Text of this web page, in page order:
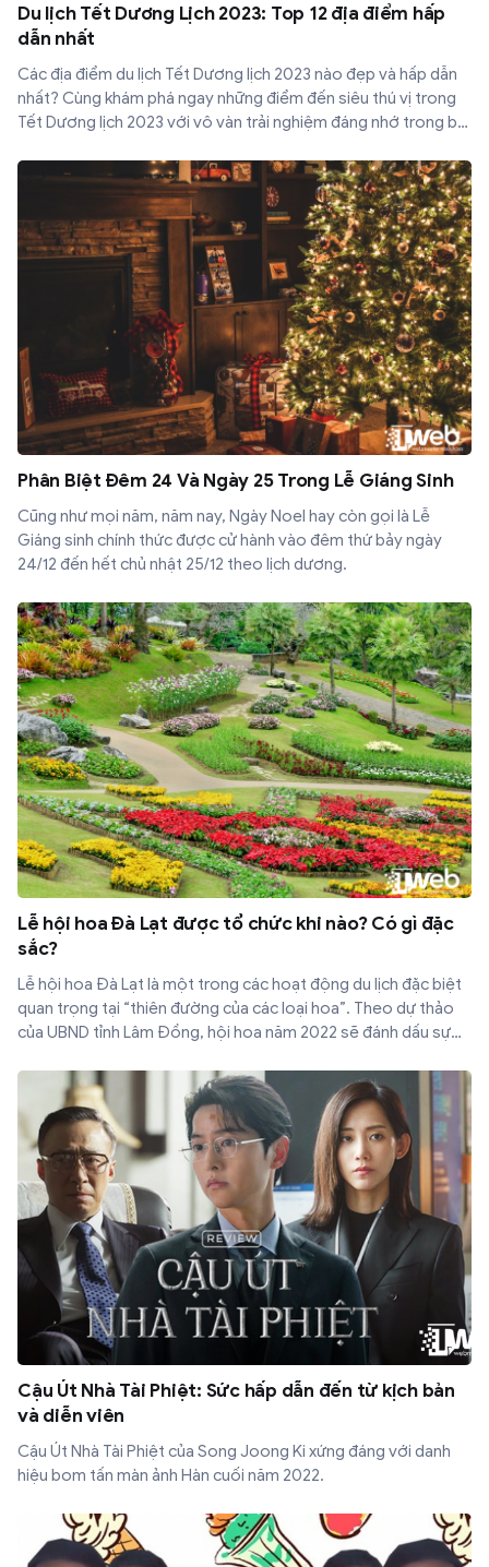
Du lịch Tết Dương Lịch 2023: Top 12 địa điểm hấp
dẫn nhất
Các địa điểm du lịch Tết Dương lịch 2023 nào đẹp và hấp dẫn
nhất? Cùng khám phá ngay những điểm đến siêu thú vị trong
Tết Dương lịch 2023 với vô vàn trải nghiệm đáng nhớ trong bài
Phân Biệt Đêm 24 Và Ngày 25 Trong Lễ Giáng Sinh
Cũng như mọi năm, năm nay, Ngày Noel hay còn gọi là Lễ
Giáng sinh chính thức được cử hành vào đêm thứ bảy ngày
24/12 đến hết chủ nhật 25/12 theo lịch dương.
Lễ hội hoa Đà Lạt được tổ chức khi nào? Có gì đặc
sắc?
Lễ hội hoa Đà Lạt là một trong các hoạt động du lịch đặc biệt
quan trọng tại “thiên đường của các loại hoa”. Theo dự thảo
của UBND tỉnh Lâm Đồng, hội hoa năm 2022 sẽ đánh dấu sự
vào ngày nào, có những hoạt động gì? Hãy cùng ITWeb khám
phá chi tiết sự kiện này nhé!
Cậu Út Nhà Tài Phiệt: Sức hấp dẫn đến từ kịch bản
và diễn viên
Cậu Út Nhà Tài Phiệt của Song Joong Ki xứng đáng với danh
hiệu bom tấn màn ảnh Hàn cuối năm 2022.